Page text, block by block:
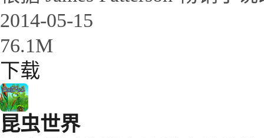
2014-05-15
76.1M
下载
昆虫世界